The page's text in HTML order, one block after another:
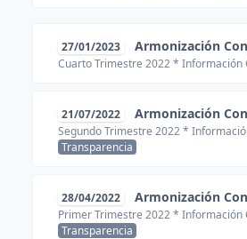
27/01/2023 Armonización
Cuarto Trimestre 2022 * Información
21/07/2022 Armonización
Segundo Trimestre 2022 *
Transparencia
28/04/2022 Armonización
Primer Trimestre 2022 * Información
Transparencia